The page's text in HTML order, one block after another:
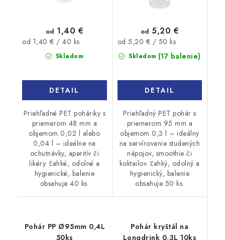
Skladom
od 1,40 €
Jednotková
od 1,40 € / 40 ks
DETAIL
Priehľadné PET poháriky s
priemerom 48 mm a
objemom 0,02 l alebo
0,04 l – ideálne na
ochutnávky, aperitív či
likéry. Ľahké, odolné a
hygienické, balenie
obsahuje 40 ks.
Skladom (17 balenie)
od 5,20 €
Jednotková
cena:
od 5,20 € / 50 ks
DETAIL
Priehľadný PET pohár s
priemerom 95 mm a
objemom 0,3 l – ideálny
na servírovanie studených
nápojov, smoothie či
koktailov. Ľahký, odolný a
hygienický, balenie
obsahuje 50 ks.
Pohár PP Ø95mm 0,4L
50ks
Pohár kryštál na
Longdrink 0,3L 10ks